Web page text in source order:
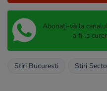
Abonați-vă la
a fi la
Stiri Bucuresti Stiri